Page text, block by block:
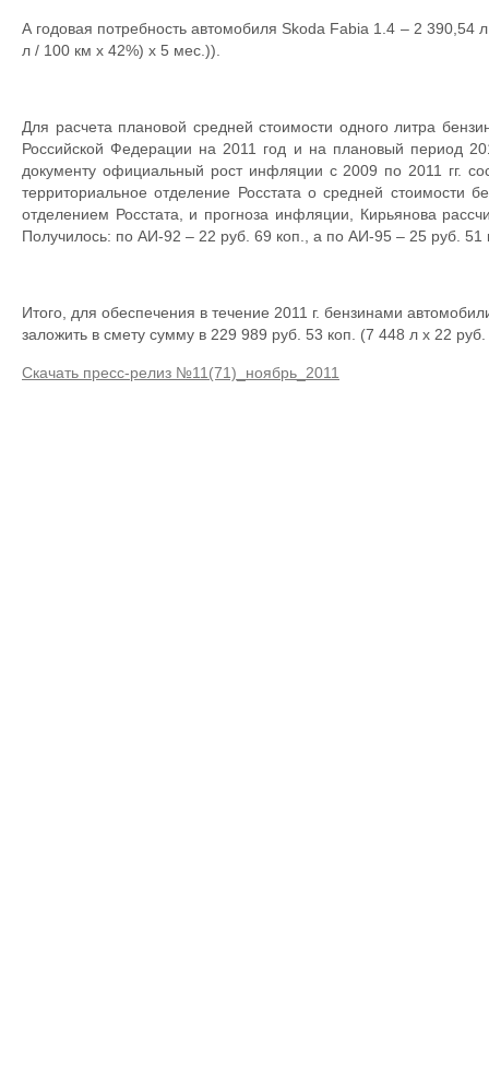
А годовая потребность автомобиля Skoda Fabia 1.4 – 2
л / 100 км х 42%) х 5 мес.)).
Для расчета плановой средней стоимости одного литра
Российской Федерации на 2011 год и на плановый период
документу официальный рост инфляции с 2009 по 2011 гг.
территориальное отделение Росстата о средней
отделением Росстата, и прогноза инфляции, Кирьянова
Получилось: по АИ-92 – 22 руб. 69 коп., а по АИ-95 – 25 руб. 51
Итого, для обеспечения в течение 2011 г. бензинами
заложить в смету сумму в 229 989 руб. 53 коп. (7 448 л х 22
Скачать пресс-релиз №11(71)_ноябрь_2011